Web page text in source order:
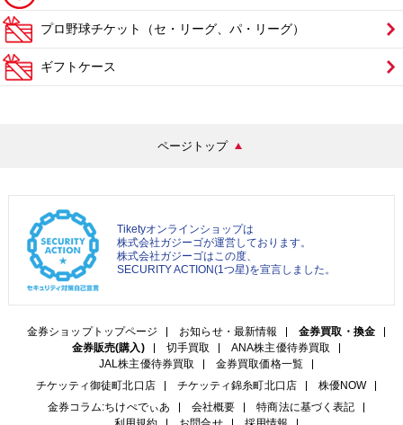
プロ野球チケット（セ・リーグ、パ・リーグ）
ギフトケース
ページトップ
Tiketyオンラインショップは
株式会社ガジーゴが運営しております。
株式会社ガジーゴはこの度、
SECURITY ACTION(1つ星)を宣言しました。
金券ショップトップページ お知らせ・最新情報
金券買取・換金
金券販売(購入)
切手買取
ANA株主優待券買取
JAL株主優待券買取
金券買取価格一覧
チケッティ御徒町北口店
チケッティ錦糸町北口店
株優NOW
金券コラム:ちけぺでぃあ
会社概要
特商法に基づく表記